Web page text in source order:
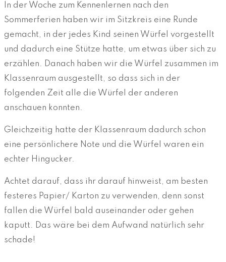
In der Woche zum Kennenlernen nach den
Sommerferien haben wir im Sitzkreis eine Runde
gemacht, in der jedes Kind seinen Würfel vorgestellt
und dadurch eine Stütze hatte, um etwas über sich zu
erzählen. Danach haben wir die Würfel zusammen im
Klassenraum ausgestellt, so dass sich in der
folgenden Zeit alle die Würfel der anderen
anschauen konnten.
Gleichzeitig hatte der Klassenraum dadurch schon
eine persönlichere Note und die Würfel waren ein
echter Hingucker.
Achtet darauf, dass ihr darauf hinweist, am besten
festeres Papier/ Karton zu verwenden, denn sonst
fallen die Würfel bald auseinander oder gehen
kaputt. Das wäre bei dem Aufwand natürlich sehr
schade!